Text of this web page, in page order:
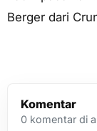
Berger dari
Komentar
0 komentar di